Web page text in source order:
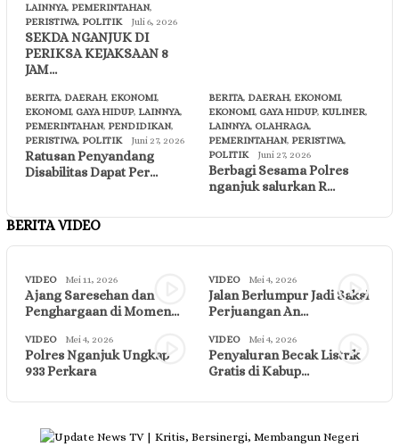
LAINNYA, PEMERINTAHAN,
PERISTIWA, POLITIK Juli 6, 2026
SEKDA NGANJUK DI
PERIKSA KEJAKSAAN 8
JAM…
BERITA, DAERAH, EKONOMI,
EKONOMI, GAYA HIDUP, LAINNYA,
PEMERINTAHAN, PENDIDIKAN,
PERISTIWA, POLITIK Juni 27, 2026
Ratusan Penyandang
Disabilitas Dapat Per…
BERITA, DAERAH, EKONOMI,
EKONOMI, GAYA HIDUP, KULINER,
LAINNYA, OLAHRAGA,
PEMERINTAHAN, PERISTIWA,
POLITIK
Juni 27, 2026
Berbagi Sesama Polres
nganjuk salurkan R…
BERITA VIDEO
VIDEO Mei 11, 2026
Ajang Saresehan dan
Penghargaan di Momen…
VIDEO Mei 4, 2026
Jalan Berlumpur Jadi Saksi
Perjuangan An…
VIDEO Mei 4, 2026
Polres Nganjuk Ungkap
933 Perkara
VIDEO Mei 4, 2026
Penyaluran Becak Listrik
Gratis di Kabup…